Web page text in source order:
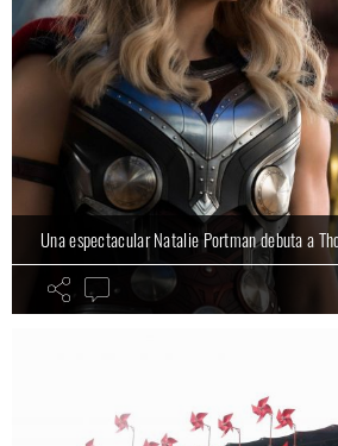
Una espectacular Natalie Portman debuta a